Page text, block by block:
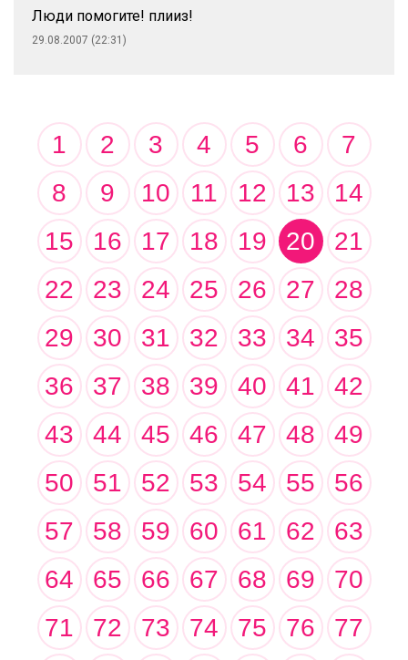
Люди помогите! плииз!
29.08.2007 (22:31)
1 2 3 4 5 6
7
8
9 10 11 12 13
14
15
16 17 18 19 20
21
22
23 24 25 26 27
28
29
30 31 32 33 34
35
36
37 38 39 40 41
42
43
44 45 46 47 48
49
50
51 52 53 54 55
56
57
58 59 60 61 62
63
64
65 66 67 68 69
70
71
72 73 74 75 76
77